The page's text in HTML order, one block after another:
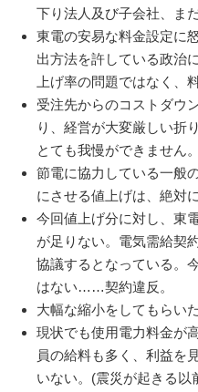
下り法人及び子会社、ま
東電の安易な料金設定に
出方法を許している政治
上げ率の問題ではなく、
受注先からのコストダウ
り、経営が大変厳しい折
とても我慢ができません
節電に協力している一般
にさせる値上げは、絶対
今回値上げ分に対し、東
が足りない。電気需給契
協議するとなっている。
はない……契約違反。
大幅な縮小をしてもらいた
現状でも使用電力料金が
員の給料も多く、利益を
いない。(震災が起きる以